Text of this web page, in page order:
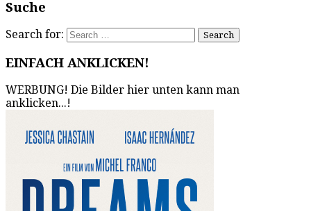
Suche
Search for:
EINFACH ANKLICKEN!
WERBUNG! Die Bilder hier unten kann man
anklicken...!